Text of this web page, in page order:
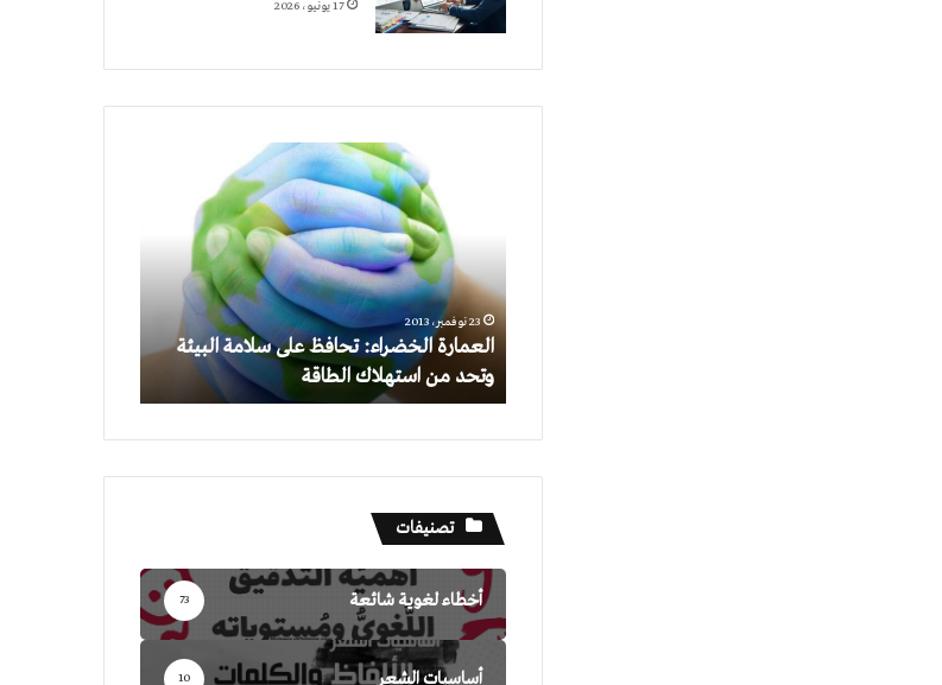
17 يونيو، 2026
البيئة
وتحد
من
استهلاك
الطاقة
23 نوفمبر، 2013
العمارة الخضراء: تحافظ على سلامة البيئة
وتحد من استهلاك الطاقة
تصنيفات
أخطاء لغوية شائعة 73
أساسيات الشعر 10